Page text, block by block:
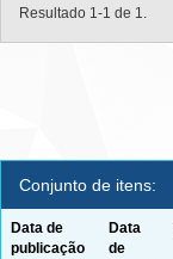
Resultado 1-1 de 1.
Conjunto de itens:
Data de
publicação
Data
de